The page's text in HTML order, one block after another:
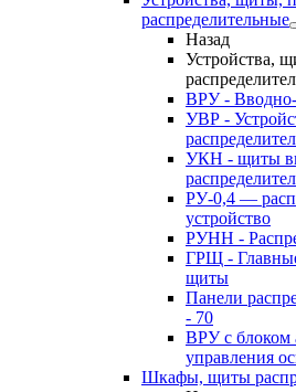
распределительные
Назад
Устройства,
ВРУ - Вводно-
УВР -
УКН - щиты
РУ-0,4 —
устройство
РУНН -
ГРЩ -
щиты
Панели
- 70
ВРУ с блоком
управления
Шкафы, щиты